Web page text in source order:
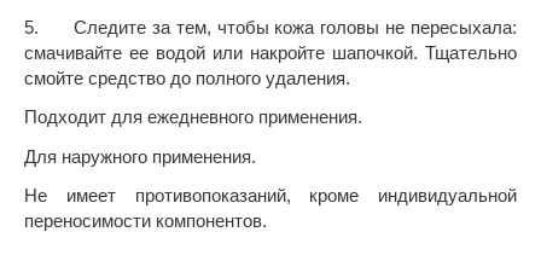
5. Следите за тем, чтобы кожа головы не пересыхала:
смачивайте ее водой или накройте шапочкой. Тщательно
смойте средство до полного удаления.
Подходит для ежедневного применения.
Для наружного применения.
Не имеет противопоказаний, кроме индивидуальной
переносимости компонентов.